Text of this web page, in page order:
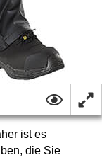
ist es
die Sie